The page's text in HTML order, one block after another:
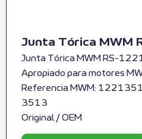
Junta Tórica MWM
Junta Tórica MWM RS-
Apropiado para motores
Referencia MWM:
3513
Original / OEM